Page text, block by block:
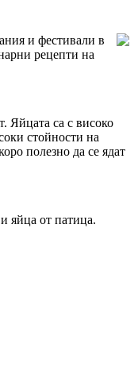
и фестивали в
рецепти на
Яйцата са с високо
стойности на
полезно да се ядат
яйца от патица.